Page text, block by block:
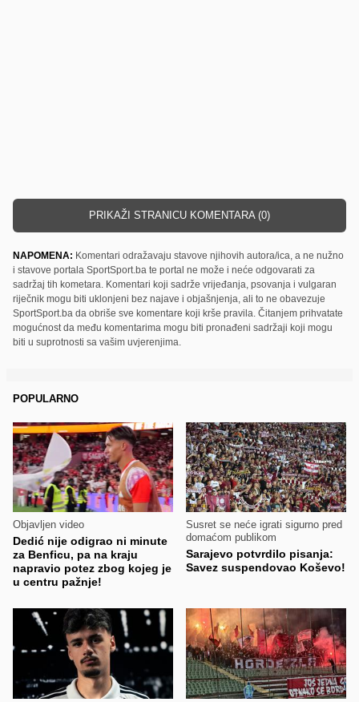
PRIKAŽI STRANICU KOMENTARA (0)
NAPOMENA: Komentari odražavaju stavove njihovih autora/ica, a ne nužno
i stavove portala SportSport.ba te portal ne može i neće odgovarati za
sadržaj tih kometara. Komentari koji sadrže vrijeđanja, psovanja i vulgaran
riječnik mogu biti uklonjeni bez najave i objašnjenja, ali to ne obavezuje
SportSport.ba da obriše sve komentare koji krše pravila. Čitanjem prihvatate
mogućnost da među komentarima mogu biti pronađeni sadržaji koji mogu
biti u suprotnosti sa vašim uvjerenjima.
POPULARNO
Objavljen video
Dedić nije odigrao ni minute
za Benficu, pa na kraju
napravio potez zbog kojeg je
u centru pažnje!
Susret se neće igrati sigurno pred
domaćom publikom
Sarajevo potvrdilo pisanja:
Savez suspendovao Koševo!